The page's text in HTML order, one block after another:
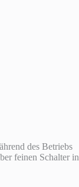
des Betriebs
feinen Schalter in